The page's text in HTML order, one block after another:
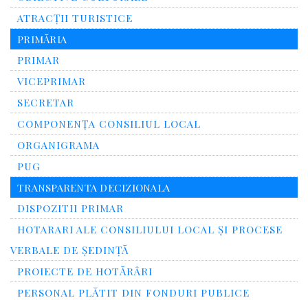
ATRACȚII TURISTICE
PRIMĂRIA
PRIMAR
VICEPRIMAR
SECRETAR
COMPONENȚA CONSILIUL LOCAL
ORGANIGRAMA
PUG
TRANSPARENTA DECIZIONALA
DISPOZITII PRIMAR
HOTARARI ALE CONSILIULUI LOCAL ȘI PROCESE
VERBALE DE ȘEDINȚĂ
PROIECTE DE HOTĂRÂRI
PERSONAL PLĂTIT DIN FONDURI PUBLICE